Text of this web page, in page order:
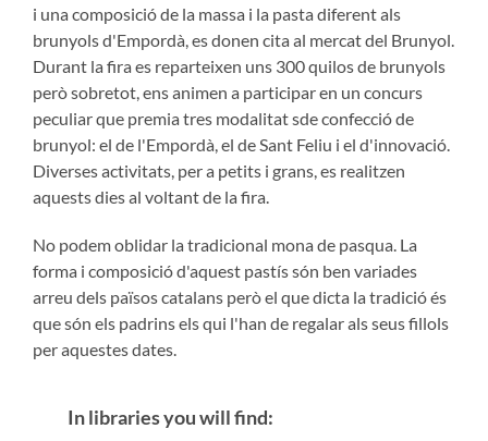
i una composició de la massa i la pasta diferent als
brunyols d'Empordà, es donen cita al mercat del Brunyol.
Durant la fira es reparteixen uns 300 quilos de brunyols
però sobretot, ens animen a participar en un concurs
peculiar que premia tres modalitat sde confecció de
brunyol: el de l'Empordà, el de Sant Feliu i el d'innovació.
Diverses activitats, per a petits i grans, es realitzen
aquests dies al voltant de la fira.
No podem oblidar la tradicional mona de pasqua. La
forma i composició d'aquest pastís són ben variades
arreu dels països catalans però el que dicta la tradició és
que són els padrins els qui l'han de regalar als seus fillols
per aquestes dates.
In libraries you will find: